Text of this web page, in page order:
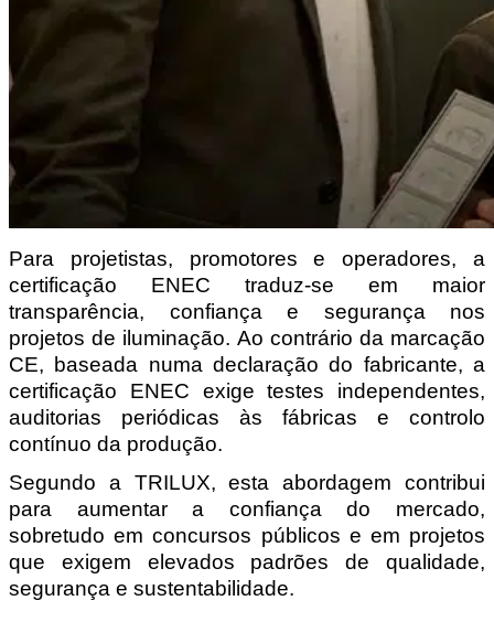
Para projetistas, promotores e operadores, a
certificação ENEC traduz-se em maior
transparência, confiança e segurança nos
projetos de iluminação. Ao contrário da marcação
CE, baseada numa declaração do fabricante, a
certificação ENEC exige testes independentes,
auditorias periódicas às fábricas e controlo
contínuo da produção.
Segundo a TRILUX, esta abordagem contribui
para aumentar a confiança do mercado,
sobretudo em concursos públicos e em projetos
que exigem elevados padrões de qualidade,
segurança e sustentabilidade.